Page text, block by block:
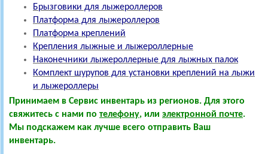
Брызговики для лыжероллеров
Платформа для лыжероллеров
Платформа креплений
Крепления лыжные и лыжероллерные
Наконечники лыжероллерные для лыжных палок
Комплект шурупов для установки креплений на лыжи
и лыжероллеры
Принимаем в Сервис инвентарь из регионов. Для этого
свяжитесь с нами по телефону, или электронной почте.
Мы подскажем как лучше всего отправить Ваш
инвентарь.